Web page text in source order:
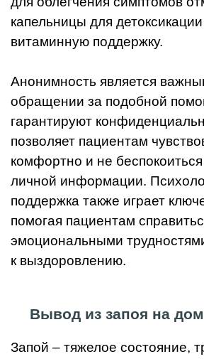
капельницы для
витаминную поддержку.
Анонимность является
обращении за подобной
гарантируют
позволяет пациентам
комфортно и не
личной информации.
поддержка также играет
помогая пациентам
эмоциональными
к выздоровлению.
Вывод из запоя на
Запой – тяжелое состояние,